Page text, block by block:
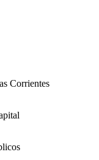
Corrientes